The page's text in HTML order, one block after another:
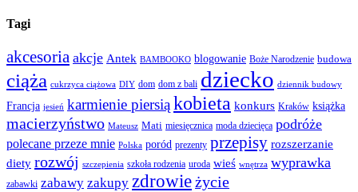
Tagi
akcesoria akcje Antek BAMBOOKO blogowanie Boże Narodzenie budowa
ciąża cukrzyca ciążowa DIY dom dom z bali dziecko dziennik budowy
Francja jesień karmienie piersiąkobieta konkurs Kraków książka
macierzyństwo Mateusz Mati miesięcznica moda dziecięca podróże
polecane przeze mnie Polska poród prezenty przepisy rozszerzanie
diety rozwój szczepienia szkoła rodzenia uroda wieś wnętrza wyprawka
zabawki zabawy zakupy zdrowieżycie